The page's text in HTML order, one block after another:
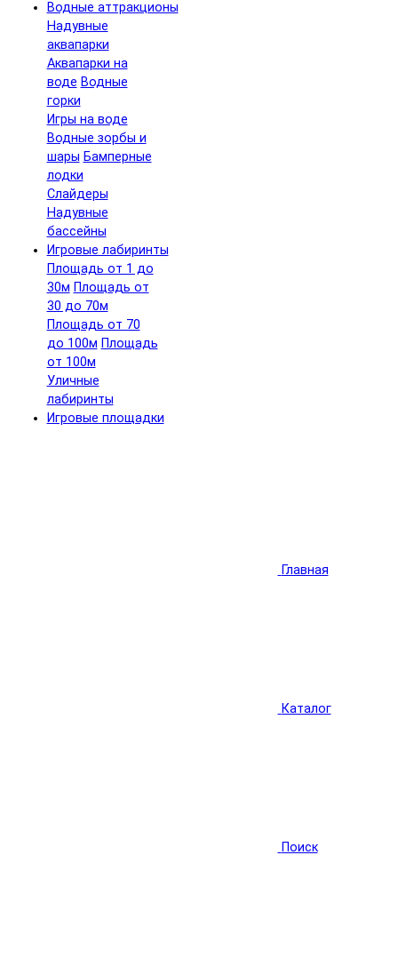
Водные аттракционы
Надувные
аквапарки
Аквапарки на
воде Водные
горки
Игры на воде
Водные зорбы и
шары Бамперные
лодки
Слайдеры
Надувные
бассейны
Игровые лабиринты
Площадь от 1 до
30м Площадь от
30 до 70м
Площадь от 70
до 100м Площадь
от 100м
Уличные
лабиринты
Игровые площадки
Главная
Каталог
Поиск